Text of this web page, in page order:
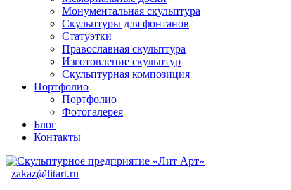
Монументальная скульптура
Скульптуры для фонтанов
Статуэтки
Православная скульптура
Изготовление скульптур
Скульптурная композиция
Портфолио
Портфолио
Фотогалерея
Блог
Контакты
zakaz@litart.ru